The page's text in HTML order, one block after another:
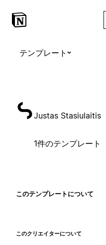
テンプレート
Justas Stasiulaitis
1件のテンプレート
このテンプレートについて
このクリエイターについて